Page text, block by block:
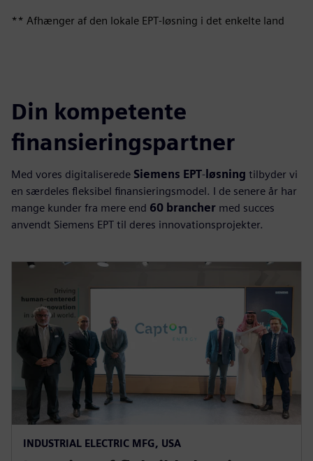
** Afhænger af den lokale EPT‑løsning i det enkelte land
Din kompetente
finansieringspartner
Med vores digitaliserede Siemens EPT‑ løsning tilbyder vi
en særdeles fleksibel finansieringsmodel. I de senere år har
mange kunder fra mere end 60 brancher med succes
anvendt Siemens EPT til deres innovationsprojekter.
INDUSTRIAL ELECTRIC MFG, USA